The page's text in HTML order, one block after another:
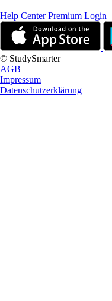
Help CenterPremium Login
© StudySmarter
AGB
Impressum
Datenschutzerklärung